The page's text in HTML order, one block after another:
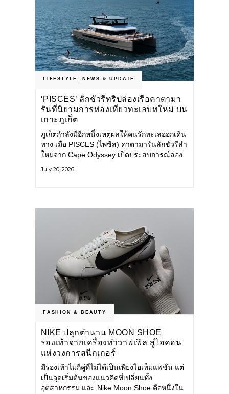
LIFESTYLE, NEWS & UPDATE
‘PISCES’ ลักชัวรีทริปล่องเรือคาตามา
รันที่นิยามการท่องเที่ยวทะเลบทใหม่ บน
เกาะภูเก็ต
ภูเก็ตกำลังมีอีกหนึ่งเหตุผลให้คนรักทะเลออกเดิน
ทาง เมื่อ PISCES (ไพซีส) คาตามารันลักชัวรีลำ
ใหม่จาก Cape Odyssey เปิดประสบการณ์ล่อง
ไป ผสานความสะดวกสบายแบบโรงแรมระดับ
July 20, 2026
FASHION & BEAUTY
NIKE ปลุกตำนาน MOON SHOE
รองเท้าจากเครื่องทำวาฟเฟิล สู่ไอคอน
แห่งวงการสนีกเกอร์
มีรองเท้าไม่กี่คู่ที่ไม่ได้เป็นเพียงไอเท็มแฟชั่น แต่
เป็นจุดเริ่มต้นของแนวคิดที่เปลี่ยนทั้ง
อุตสาหกรรม และ Nike Moon Shoe คือหนึ่งใน